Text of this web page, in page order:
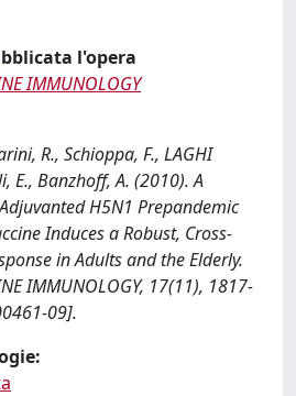
l'opera
IMMUNOLOGY
R., Schioppa, F., LAGHI
E., Banzhoff, A. (2010). A
H5N1 Prepandemic
Induces a Robust, Cross-
in Adults and the Elderly.
IMMUNOLOGY, 17(11), 1817-
09].